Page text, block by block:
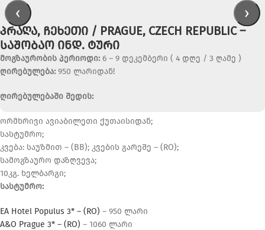
‹ ›
ᲞᲠᲐᲦᲐ, ᲩᲔᲮᲔᲗᲘ / PRAGUE, CZECH REPUBLIC –
ᲡᲐᲨᲝᲑᲐᲝ ᲘᲜᲓ. ᲢᲣᲠᲘ
მოგზაურობის პერიოდი: 6 – 9 დეკემბერი ( 4 დღე / 3 ღამე )
ღირებულება: 950 ლარიდან!
ღირებულებაში შედის:
ორმხრივი ავიაბილეთი ქუთაისიდან;
სასტუმრო;
კვება: საუზმით – (BB); კვების გარეშე – (RO);
სამოგზაურო დაზღვევა;
10კგ. ხელბარგი;
სასტუმრო:
EA Hotel Populus 3* – (RO) – 950 ლარი
A&O Prague 3* – (RO) – 1060 ლარი